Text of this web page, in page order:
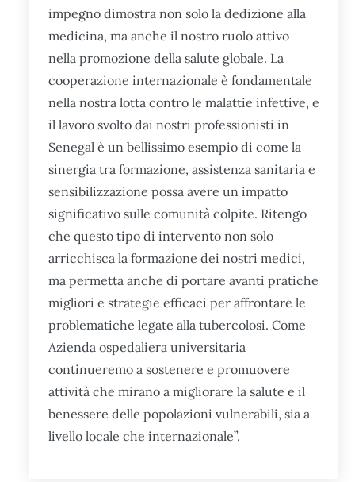
impegno dimostra non solo la dedizione alla
medicina, ma anche il nostro ruolo attivo
nella promozione della salute globale. La
cooperazione internazionale è fondamentale
nella nostra lotta contro le malattie infettive, e
il lavoro svolto dai nostri professionisti in
Senegal è un bellissimo esempio di come la
sinergia tra formazione, assistenza sanitaria e
sensibilizzazione possa avere un impatto
significativo sulle comunità colpite. Ritengo
che questo tipo di intervento non solo
arricchisca la formazione dei nostri medici,
ma permetta anche di portare avanti pratiche
migliori e strategie efficaci per affrontare le
problematiche legate alla tubercolosi. Come
Azienda ospedaliera universitaria
continueremo a sostenere e promuovere
attività che mirano a migliorare la salute e il
benessere delle popolazioni vulnerabili, sia a
livello locale che internazionale”.